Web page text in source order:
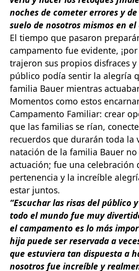
noches de cometer errores y
suelo de nosotros mismos en el
El tiempo que pasaron
campamento fue evidente,
trajeron sus propios disfraces y
público podía sentir la alegría
familia Bauer mientras
Momentos como estos
Campamento Familiar: crear
que las familias se rían,
recuerdos que durarán toda la
natación de la familia Bauer
actuación; fue una celebración
pertenencia y la increíble
estar juntos.
“Escuchar las risas del público
todo el mundo fue muy
el campamento es lo más
hija puede ser reservada a
que estuviera tan dispuesta a
nosotros fue increíble y